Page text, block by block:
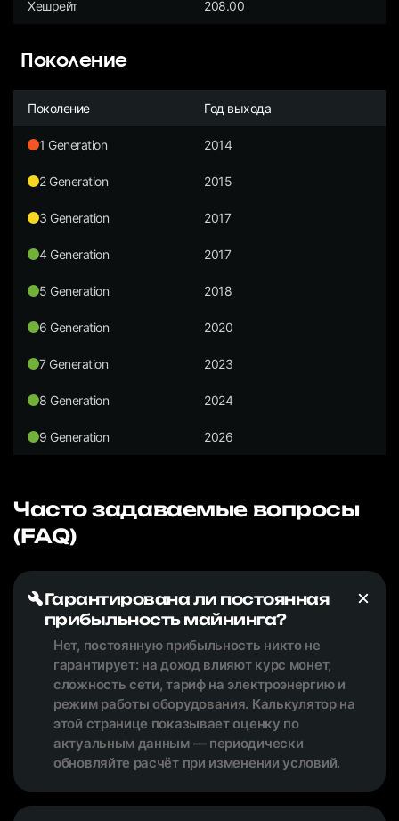
Хешрейт 208.00
Поколение
Поколение Год выхода
1 Generation 2014
2 Generation 2015
3 Generation 2017
4 Generation 2017
5 Generation 2018
6 Generation 2020
7 Generation 2023
8 Generation 2024
9 Generation 2026
Часто задаваемые вопросы
(FAQ)
Гарантирована ли постоянная
прибыльность майнинга?
Нет, постоянную прибыльность никто не
гарантирует: на доход влияют курс монет,
сложность сети, тариф на электроэнергию и
режим работы оборудования. Калькулятор на
этой странице показывает оценку по
актуальным данным — периодически
обновляйте расчёт при изменении условий.